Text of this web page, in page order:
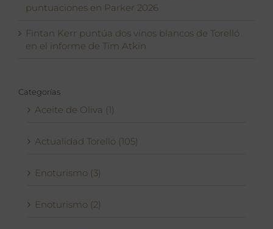
puntuaciones en Parker 2026
Fintan Kerr puntúa dos vinos blancos de Torelló
en el informe de Tim Atkin
Categorías
Aceite de Oliva (1)
Actualidad Torelló (105)
Enoturismo (3)
Enoturismo (2)